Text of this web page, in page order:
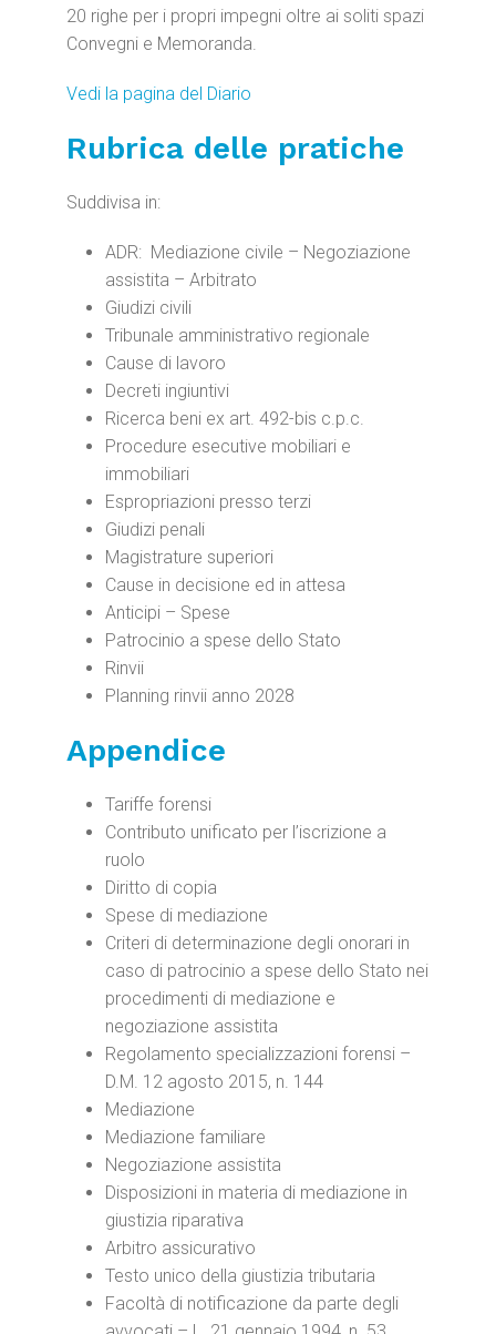
20 righe per i propri impegni oltre ai soliti spazi
Convegni e Memoranda.
Vedi la pagina del Diario
Rubrica delle pratiche
Suddivisa in:
ADR: Mediazione civile – Negoziazione
assistita – Arbitrato
Giudizi civili
Tribunale amministrativo regionale
Cause di lavoro
Decreti ingiuntivi
Ricerca beni ex art. 492-bis c.p.c.
Procedure esecutive mobiliari e
immobiliari
Espropriazioni presso terzi
Giudizi penali
Magistrature superiori
Cause in decisione ed in attesa
Anticipi – Spese
Patrocinio a spese dello Stato
Rinvii
Planning rinvii anno 2028
Appendice
Tariffe forensi
Contributo unificato per l’iscrizione a
ruolo
Diritto di copia
Spese di mediazione
Criteri di determinazione degli onorari in
caso di patrocinio a spese dello Stato nei
procedimenti di mediazione e
negoziazione assistita
Regolamento specializzazioni forensi –
D.M. 12 agosto 2015, n. 144
Mediazione
Mediazione familiare
Negoziazione assistita
Disposizioni in materia di mediazione in
giustizia riparativa
Arbitro assicurativo
Testo unico della giustizia tributaria
Facoltà di notificazione da parte degli